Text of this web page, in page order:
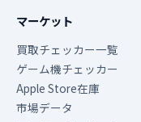
マーケット
買取チェッカー一覧
ゲーム機チェッカー
Apple Store在庫
市場データ